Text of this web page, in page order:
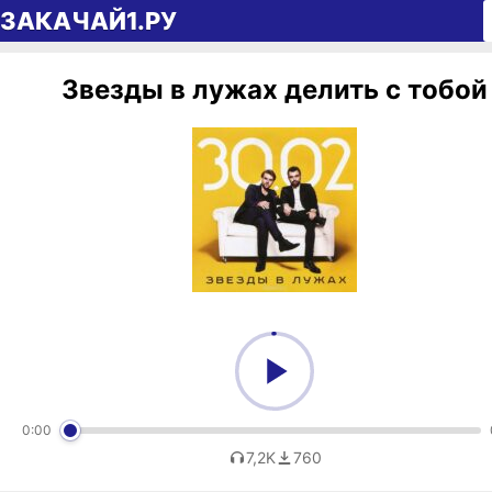
Перейти к содержимому
ЗАКАЧАЙ1.РУ
Звезды в лужах делить с тобой
0:00
7,2K 760